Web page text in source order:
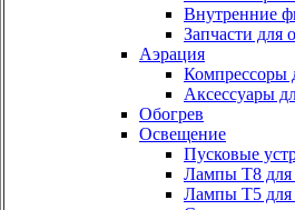
Внутренние
Запчасти для
Аэрация
Компрессоры
Аксессуары
Обогрев
Освещение
Пусковые
Лампы Т8 для
Лампы Т5 для